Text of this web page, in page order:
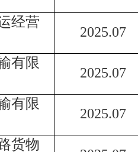
经营
2025.07
有限
2025.07
有限
2025.07
货物